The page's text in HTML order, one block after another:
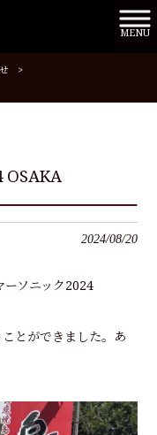
MENU
>
OSAKA
2024/08/20
ーソニック2024
とができました。あ